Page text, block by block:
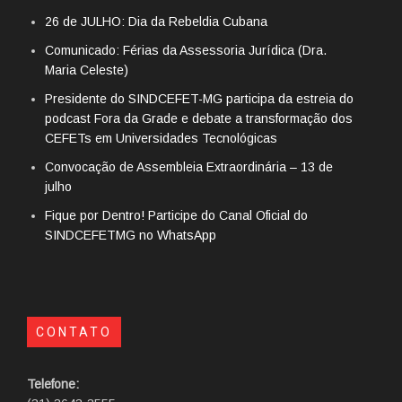
26 de JULHO: Dia da Rebeldia Cubana
Comunicado: Férias da Assessoria Jurídica (Dra.
Maria Celeste)
Presidente do SINDCEFET-MG participa da estreia do
podcast Fora da Grade e debate a transformação dos
CEFETs em Universidades Tecnológicas
Convocação de Assembleia Extraordinária – 13 de
julho
Fique por Dentro! Participe do Canal Oficial do
SINDCEFETMG no WhatsApp
CONTATO
Telefone: